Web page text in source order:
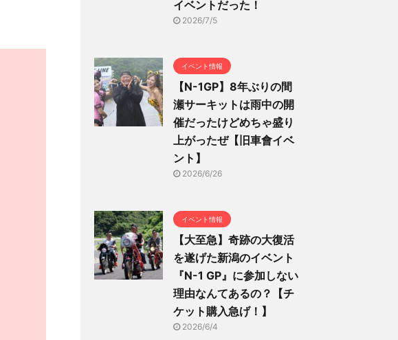
イベントだった！
2026/7/5
イベント情報
【N-1GP】8年ぶりの間
瀬サーキットは雨中の開
催だったけどめちゃ盛り
上がったぜ【旧車會イベ
ント】
2026/6/26
イベント情報
【大至急】奇跡の大復活
を遂げた新潟のイベント
『N-1 GP』に参加しない
理由なんてあるの？【チ
ケット購入急げ！】
2026/6/4